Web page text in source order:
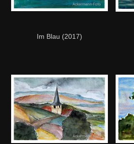
Im Blau (2017)